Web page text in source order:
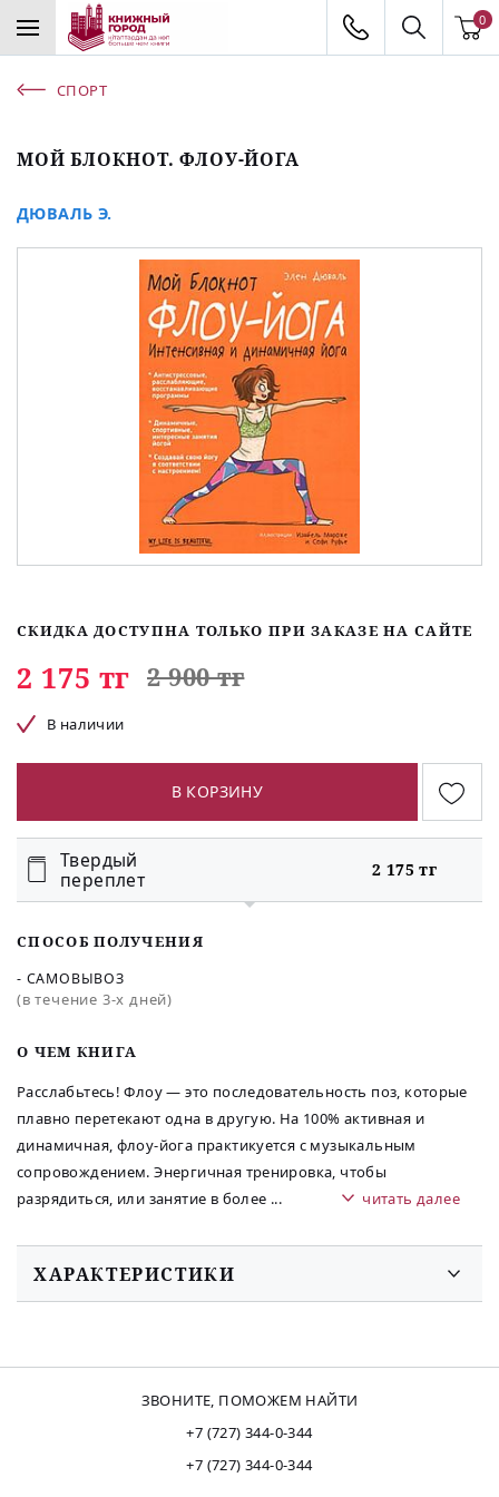
0
СПОРТ
МОЙ БЛОКНОТ. ФЛОУ-ЙОГА
ДЮВАЛЬ Э.
O ЧЕМ КНИГА
Расслабьтесь! Флоу — это последовательность поз, которые
плавно перетекают одна в другую. На 100% активная и
динамичная, флоу-йога практикуется с музыкальным
сопровождением. Энергичная тренировка, чтобы
разрядиться, или занятие в более ... читать далее
СКИДКА ДОСТУПНА ТОЛЬКО ПРИ ЗАКАЗЕ НА САЙТЕ
2 175 тг 2 900 тг
В наличии
В КОРЗИНУ
Твердый
переплет
2 175 тг
СПОСОБ ПОЛУЧЕНИЯ
- САМОВЫВОЗ
(в течение 3-х дней)
ХАРАКТЕРИСТИКИ
ЗВОНИТЕ, ПОМОЖЕМ НАЙТИ
+7 (727) 344-0-344
+7 (727) 344-0-344